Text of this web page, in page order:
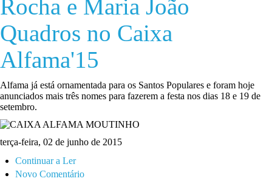
Rocha e Maria João
Quadros no Caixa
Alfama'15
Alfama já está ornamentada para os Santos Populares e foram hoje
anunciados mais três nomes para fazerem a festa nos dias 18 e 19 de
setembro.
terça-feira, 02 de junho de 2015
Continuar a Ler
Novo Comentário